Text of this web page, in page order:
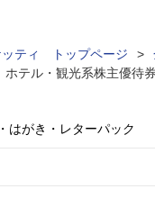
ッティ トップページ >
ホテル・観光系株主優待券
はがき・レターパック